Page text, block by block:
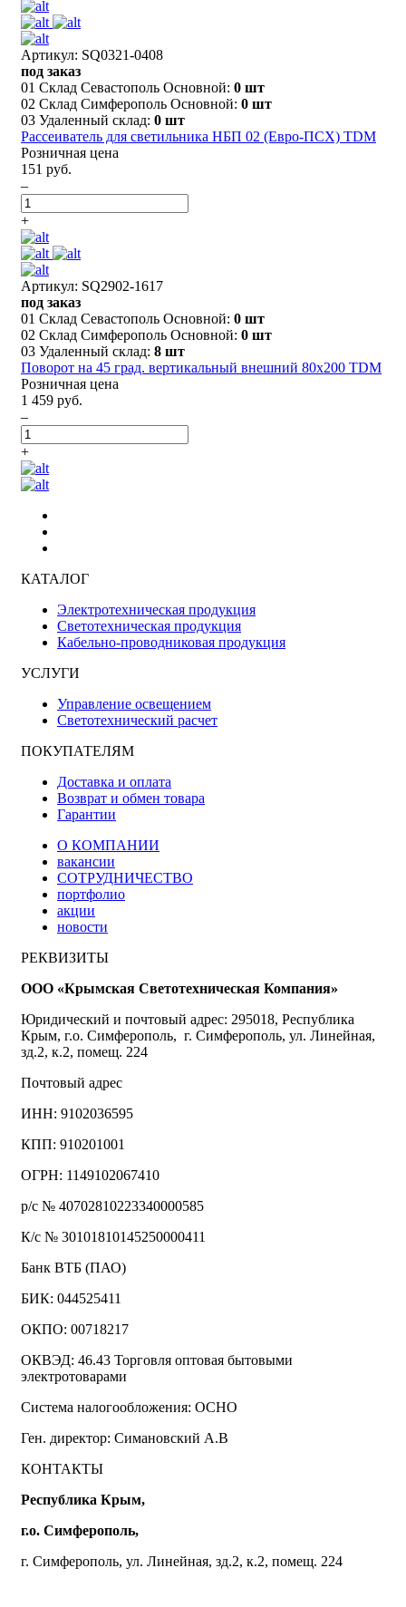
Артикул: SQ0321-0408
под заказ
01 Склад Севастополь Основной: 0 шт
02 Склад Симферополь Основной: 0 шт
03 Удаленный склад: 0 шт
Рассеиватель для светильника НБП 02 (Евро-ПСХ) TDM
Розничная цена
151 руб.
–
+
Артикул: SQ2902-1617
под заказ
01 Склад Севастополь Основной: 0 шт
02 Склад Симферополь Основной: 0 шт
03 Удаленный склад: 8 шт
Поворот на 45 град. вертикальный внешний 80х200 TDM
Розничная цена
1 459 руб.
–
+
КАТАЛОГ
Электротехническая продукция
Светотехническая продукция
Кабельно-проводниковая продукция
УСЛУГИ
Управление освещением
Светотехнический расчет
ПОКУПАТЕЛЯМ
Доставка и оплата
Возврат и обмен товара
Гарантии
О КОМПАНИИ
вакансии
СОТРУДНИЧЕСТВО
портфолио
акции
новости
РЕКВИЗИТЫ
ООО «Крымская Светотехническая Компания»
Юридический и почтовый адрес: 295018, Республика
Крым, г.о. Симферополь, г. Симферополь, ул. Линейная,
зд.2, к.2, помещ. 224
Почтовый адрес
ИНН: 9102036595
КПП: 910201001
ОГРН: 1149102067410
р/с № 40702810223340000585
К/с № 30101810145250000411
Банк ВТБ (ПАО)
БИК: 044525411
ОКПО: 00718217
ОКВЭД: 46.43 Торговля оптовая бытовыми
электротоварами
Система налогообложения: ОСНО
Ген. директор: Симановский А.В
КОНТАКТЫ
Республика Крым,
г.о. Симферополь,
г. Симферополь, ул. Линейная, зд.2, к.2, помещ. 224